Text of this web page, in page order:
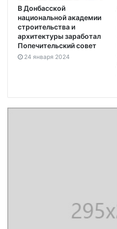
В Донбасской
национальной академии
строительства и
архитектуры заработал
Попечительский совет
24 января 2024